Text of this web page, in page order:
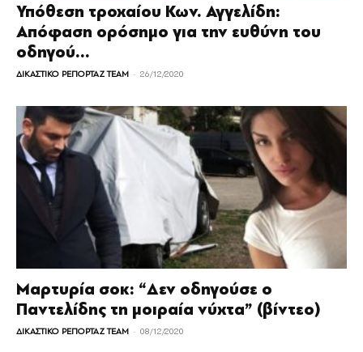
Υπόθεση τροχαίου Κων. Αγγελίδη:
Απόφαση ορόσημο για την ευθύνη του
οδηγού...
ΔΙΚΑΣΤΙΚΟ ΡΕΠΟΡΤΑΖ TEAM - 26/12/2020
Μαρτυρία σοκ: “Δεν οδηγούσε ο
Παντελίδης τη μοιραία νύχτα” (βίντεο)
ΔΙΚΑΣΤΙΚΟ ΡΕΠΟΡΤΑΖ TEAM - 08/12/2020